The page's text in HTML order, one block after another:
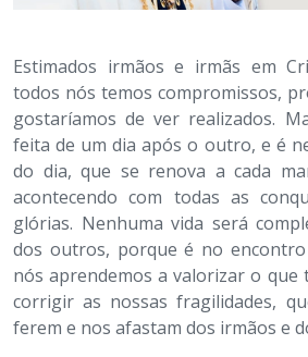
Estimados irmãos e irmãs em
todos nós temos compromissos,
gostaríamos de ver realizados.
feita de um dia após o outro, e é
do dia, que se renova a cada
acontecendo com todas as
glórias. Nenhuma vida será
dos outros, porque é no
nós aprendemos a valorizar o que
corrigir as nossas fragilidades,
ferem e nos afastam dos irmãos e